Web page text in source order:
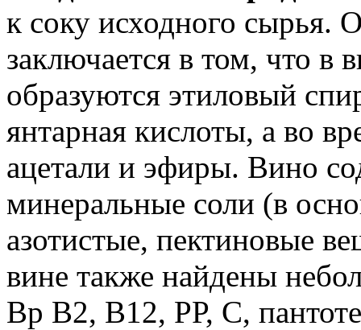
к соку исходного сырья.
заключается в том, что в
образуются этиловый
янтарная кислоты, а во
ацетали и эфиры. Вино
минеральные соли (в
азотистые, пектиновые
вине также найдены
Вр В2, В12, РР, С,